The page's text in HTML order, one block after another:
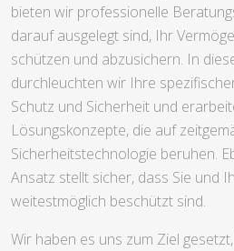
bieten wir professionelle
darauf ausgelegt sind, Ihr
schützen und abzusichern. In
durchleuchten wir Ihre
Schutz und Sicherheit und
Lösungskonzepte, die auf
Sicherheitstechnologie beruhen.
Ansatz stellt sicher, dass Sie und
weitestmöglich beschützt sind.
Wir haben es uns zum Ziel